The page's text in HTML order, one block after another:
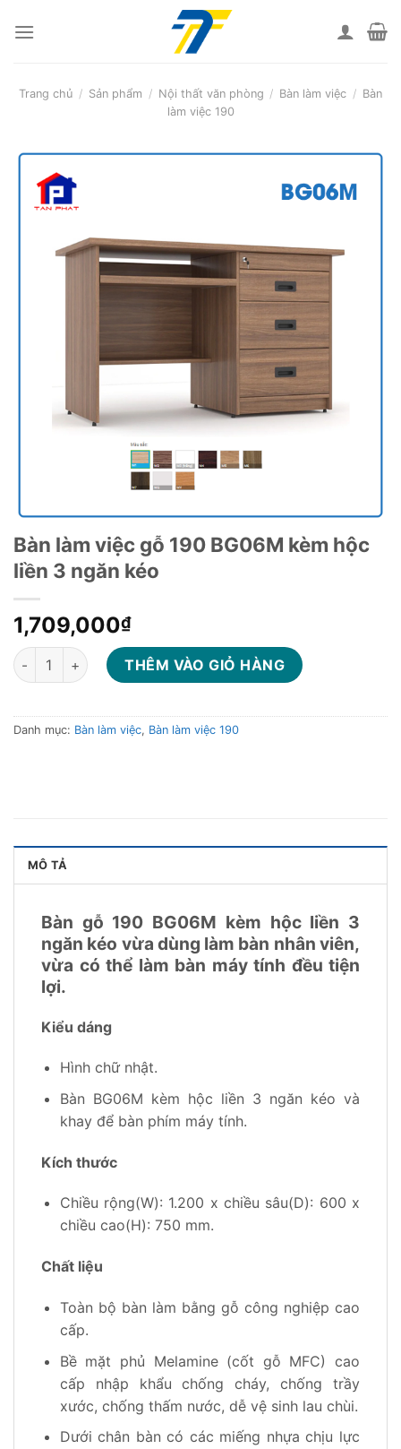
Trang chủ / Sản phẩm / Nội thất văn phòng / Bàn làm việc / Bàn
làm việc 190
Bàn làm việc gỗ 190 BG06M kèm hộc
liền 3 ngăn kéo
1,709,000₫
Bàn làm việc gỗ 190 BG06M kèm hộc liền 3 ngăn kéo số lượng
THÊM VÀO GIỎ HÀNG
Danh mục: Bàn làm việc, Bàn làm việc 190
MÔ TẢ
Bàn gỗ 190 BG06M kèm hộc liền 3
ngăn kéo vừa dùng làm bàn nhân viên,
vừa có thể làm bàn máy tính đều tiện
lợi.
Kiểu dáng
Hình chữ nhật.
Bàn BG06M kèm hộc liền 3 ngăn kéo và
khay để bàn phím máy tính.
Kích thước
Chiều rộng(W): 1.200 x chiều sâu(D): 600 x
chiều cao(H): 750 mm.
Chất liệu
Toàn bộ bàn làm bằng gỗ công nghiệp cao
cấp.
Bề mặt phủ Melamine (cốt gỗ MFC) cao
cấp nhập khẩu chống cháy, chống trầy
xước, chống thấm nước, dễ vệ sinh lau chùi.
Dưới chân bàn có các miếng nhựa chịu lực